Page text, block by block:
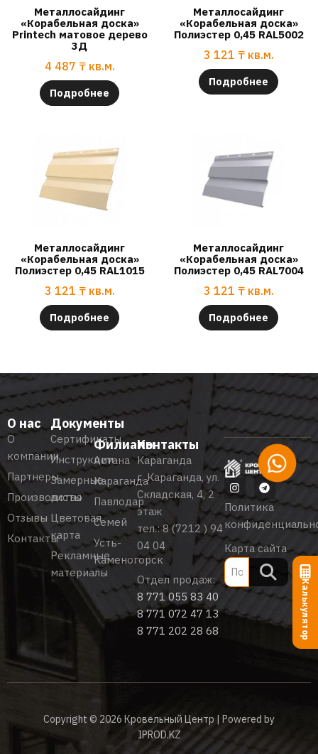
Металлосайдинг
«Корабельная доска»
Printech матовое дерево
3Д
4 487 ₸ кв.м.
Подробнее
Металлосайдинг
«Корабельная доска»
Полиэстер 0,45 RAL5002
3 121 ₸ кв.м.
Подробнее
Металлосайдинг
«Корабельная доска»
Полиэстер 0,45 RAL1015
3 121 ₸ кв.м.
Подробнее
Металлосайдинг
«Корабельная доска»
Полиэстер 0,45 RAL7004
3 121 ₸ кв.м.
Подробнее
О нас
О
компании
Партнеры
Производство
Отзывы
Контакты
Документы
Сертификаты
Инструкции
Замерные
листы
Цветовая
карта
Рекламные
материалы
Филиалы
Астана
Караганда
Павлодар
Семей
Усть-
Каменогорск
Контакты
Караганда
г. Караганда, ул.
Складская, 4, 2
этаж
тел.:8 (7212 ) 94
04 04
Отдел продаж:
8 771 055 83 40
8 771 072 47 13
8 771 202 28 68
Политика
Карта сайта
Copyright © 2026 Кровельный Центр | Powered by
IPROD.KZ
Калькулятор